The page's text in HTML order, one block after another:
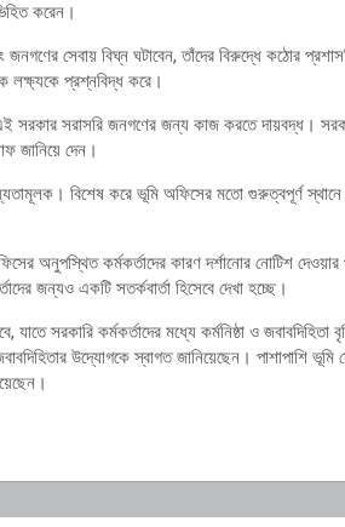
করেন।
জনগণের সেবায় বিঘ্ন ঘটাবেন, তাঁদের বিরুদ্ধে কঠোর
লক্ষ্যকে প্রশ্নবিদ্ধ করে।
সরকার সরাসরি জনগণের জন্য কাজ করতে দায়বদ্ধ।
জানিয়ে দেন।
বিশেষ করে ভূমি অফিসের মতো গুরুত্বপূর্ণ স্থানে
অনুপস্থিত কর্মকর্তাদের কারণ দর্শানোর নোটিশ
জন্যও একটি সতর্কবার্তা হিসেবে দেখা হচ্ছে।
সরকারি কর্মকর্তাদের মধ্যে কর্মনিষ্ঠা ও জবাবদিহিতা
উদ্যোগকে স্বাগত জানিয়েছেন। পাশাপাশি ভূমি